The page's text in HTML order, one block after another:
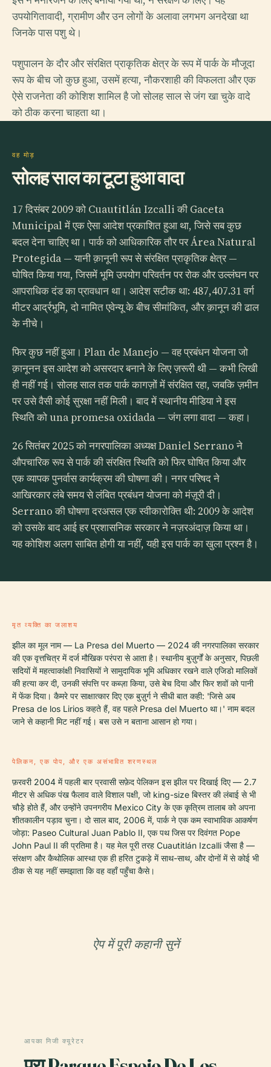
उपयोगितावादी, ग्रामीण और उन लोगों के अलावा लगभग अनदेखा था
जिनके पास पशु थे।
पशुपालन के दौर और संरक्षित प्राकृतिक क्षेत्र के रूप में पार्क के मौजूदा
रूप के बीच जो कुछ हुआ, उसमें हत्या, नौकरशाही की विफलता और एक
ऐसे राजनेता की कोशिश शामिल है जो सोलह साल से जंग खा चुके वादे
को ठीक करना चाहता था।
वह मोड़
सोलह साल का टूटा हुआ वादा
17 दिसंबर 2009 को Cuautitlán Izcalli की Gaceta
Municipal में एक ऐसा आदेश प्रकाशित हुआ था, जिसे सब कुछ
बदल देना चाहिए था। पार्क को आधिकारिक तौर पर Área Natural
Protegida — यानी क़ानूनी रूप से संरक्षित प्राकृतिक क्षेत्र —
घोषित किया गया, जिसमें भूमि उपयोग परिवर्तन पर रोक और उल्लंघन पर
आपराधिक दंड का प्रावधान था। आदेश सटीक था: 487,407.31 वर्ग
मीटर आर्द्रभूमि, दो नामित एवेन्यू के बीच सीमांकित, और क़ानून की ढाल
के नीचे।
फिर कुछ नहीं हुआ। Plan de Manejo — वह प्रबंधन योजना जो
क़ानूनन इस आदेश को असरदार बनाने के लिए ज़रूरी थी — कभी लिखी
ही नहीं गई। सोलह साल तक पार्क कागज़ों में संरक्षित रहा, जबकि ज़मीन
पर उसे वैसी कोई सुरक्षा नहीं मिली। बाद में स्थानीय मीडिया ने इस
स्थिति को una promesa oxidada — जंग लगा वादा — कहा।
26 सितंबर 2025 को नगरपालिका अध्यक्ष Daniel Serrano ने
औपचारिक रूप से पार्क की संरक्षित स्थिति को फिर घोषित किया और
एक व्यापक पुनर्वास कार्यक्रम की घोषणा की। नगर परिषद ने
आखिरकार लंबे समय से लंबित प्रबंधन योजना को मंज़ूरी दी।
Serrano की घोषणा दरअसल एक स्वीकारोक्ति थी: 2009 के आदेश
को उसके बाद आई हर प्रशासनिक सरकार ने नज़रअंदाज़ किया था।
यह कोशिश अलग साबित होगी या नहीं, यही इस पार्क का खुला प्रश्न है।
मृत व्यक्ति का जलाशय
झील का मूल नाम — La Presa del Muerto — 2024 की नगरपालिका सरकार
की एक वृत्तचित्र में दर्ज मौखिक परंपरा से आता है। स्थानीय बुज़ुर्गों के अनुसार, पिछली
सदियों में महत्वाकांक्षी निवासियों ने सामुदायिक भूमि अधिकार रखने वाले एजिडो मालिकों
की हत्या कर दी, उनकी संपत्ति पर कब्ज़ा किया, उसे बेच दिया और फिर शवों को पानी
में फेंक दिया। कैमरे पर साक्षात्कार दिए एक बुज़ुर्ग ने सीधी बात कही: 'जिसे अब
Presa de los Lirios कहते हैं, वह पहले Presa del Muerto था।' नाम बदल
जाने से कहानी मिट नहीं गई। बस उसे न बताना आसान हो गया।
पेलिकन, एक पोप, और एक असंभावित शरणस्थल
फ़रवरी 2004 में पहली बार प्रवासी सफ़ेद पेलिकन इस झील पर दिखाई दिए — 2.7
मीटर से अधिक पंख फैलाव वाले विशाल पक्षी, जो king-size बिस्तर की लंबाई से भी
चौड़े होते हैं, और उन्होंने उपनगरीय Mexico City के एक कृत्रिम तालाब को अपना
शीतकालीन पड़ाव चुना। दो साल बाद, 2006 में, पार्क ने एक कम स्वाभाविक आकर्षण
जोड़ा: Paseo Cultural Juan Pablo II, एक पथ जिस पर दिवंगत Pope
John Paul II की प्रतिमा है। यह मेल पूरी तरह Cuautitlán Izcalli जैसा है —
संरक्षण और कैथोलिक आस्था एक ही हरित टुकड़े में साथ-साथ, और दोनों में से कोई भी
ठीक से यह नहीं समझाता कि वह वहाँ पहुँचा कैसे।
ऐप में पूरी कहानी सुनें
आपका निजी क्यूरेटर